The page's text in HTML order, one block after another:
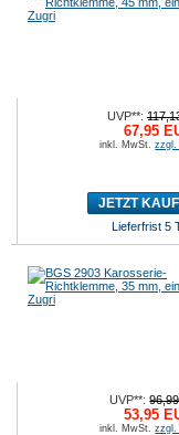
UVP**:
67,95
inkl. MwSt.zzgl.
JETZT
Lieferfrist 5
UVP**:
53,95
inkl. MwSt.zzgl.